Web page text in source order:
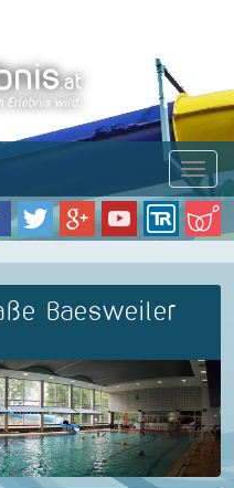
Menü
Baesweiler